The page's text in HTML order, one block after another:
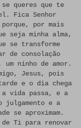
se queres que te
Fica Senhor
porque, por mais
seja minha alma,
se transforme
de consolação
ninho de amor.
Jesus, pois
e o dia chega
vida passa, e a
julgamento e a
se aproximam.
de Ti para renovar